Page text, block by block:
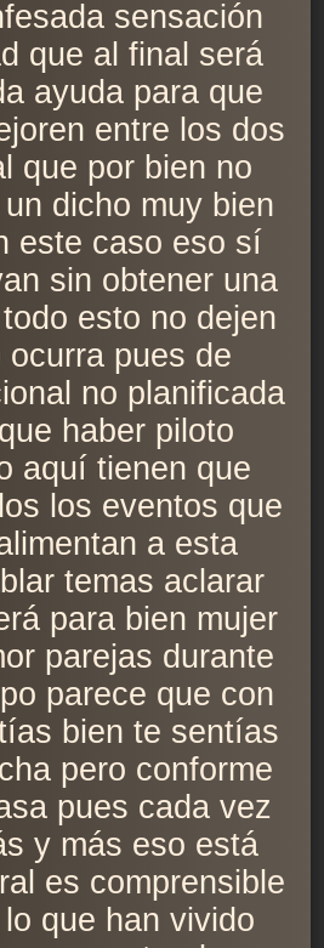
sensación
que al final será
ayuda para que
entre los dos
que por bien no
dicho muy bien
este caso eso sí
sin obtener una
esto no dejen
ocurra pues de
no planificada
haber piloto
aquí tienen que
los eventos que
a esta
temas aclarar
para bien mujer
parejas durante
parece que con
bien te sentías
pero conforme
pues cada vez
y más eso está
es comprensible
que han vivido